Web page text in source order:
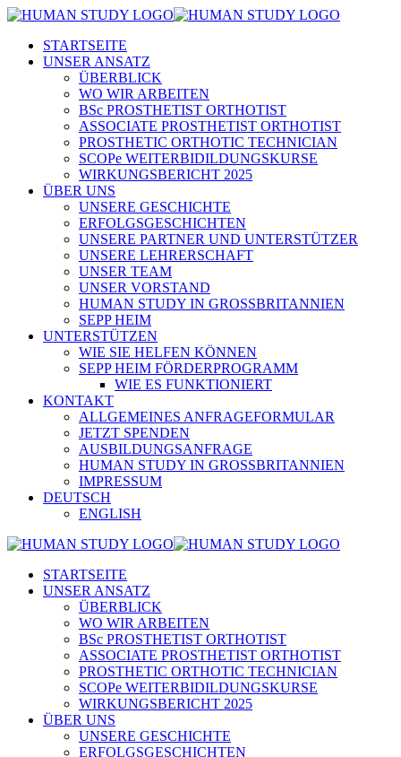
STARTSEITE
UNSER ANSATZ
ÜBERBLICK
WO WIR ARBEITEN
BSc PROSTHETIST ORTHOTIST
ASSOCIATE PROSTHETIST ORTHOTIST
PROSTHETIC ORTHOTIC TECHNICIAN
SCOPe WEITERBIDILDUNGSKURSE
WIRKUNGSBERICHT 2025
ÜBER UNS
UNSERE GESCHICHTE
ERFOLGSGESCHICHTEN
UNSERE PARTNER UND UNTERSTÜTZER
UNSERE LEHRERSCHAFT
UNSER TEAM
UNSER VORSTAND
HUMAN STUDY IN GROSSBRITANNIEN
SEPP HEIM
UNTERSTÜTZEN
WIE SIE HELFEN KÖNNEN
SEPP HEIM FÖRDERPROGRAMM
WIE ES FUNKTIONIERT
KONTAKT
ALLGEMEINES ANFRAGEFORMULAR
JETZT SPENDEN
AUSBILDUNGSANFRAGE
HUMAN STUDY IN GROSSBRITANNIEN
IMPRESSUM
DEUTSCH
ENGLISH
STARTSEITE
UNSER ANSATZ
ÜBERBLICK
WO WIR ARBEITEN
BSc PROSTHETIST ORTHOTIST
ASSOCIATE PROSTHETIST ORTHOTIST
PROSTHETIC ORTHOTIC TECHNICIAN
SCOPe WEITERBIDILDUNGSKURSE
WIRKUNGSBERICHT 2025
ÜBER UNS
UNSERE GESCHICHTE
ERFOLGSGESCHICHTEN